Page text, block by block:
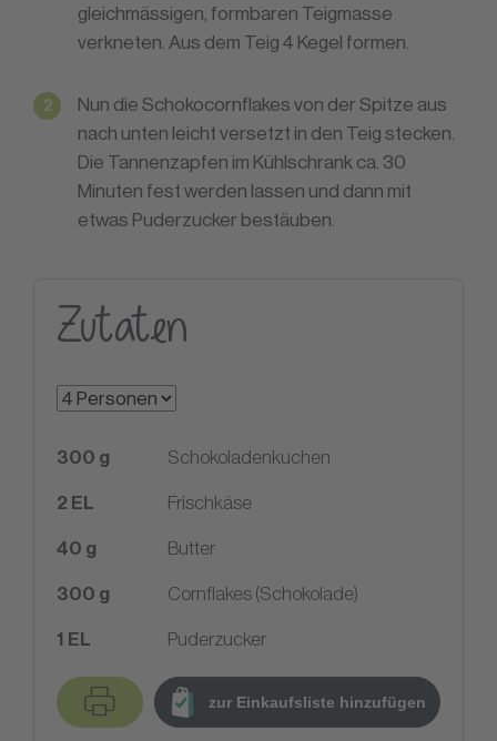
gleichmässigen, formbaren Teigmasse
verkneten. Aus dem Teig 4 Kegel formen.
Nun die Schokocornflakes von der Spitze aus
nach unten leicht versetzt in den Teig stecken.
Die Tannenzapfen im Kühlschrank ca. 30
Minuten fest werden lassen und dann mit
etwas Puderzucker bestäuben.
Zutaten
300 g Schokoladenkuchen
2 EL Frischkäse
40 g Butter
300 g Cornflakes (Schokolade)
1 EL Puderzucker
zur Einkaufsliste hinzufügen